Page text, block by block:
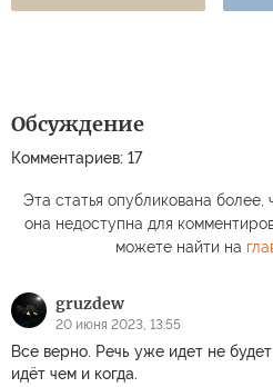
Обсуждение
Комментариев: 17
Эта статья опубликована более,
она недоступна для
можете найти на
gruzdew
20 июня 2023, 13:55
Все верно. Речь уже идет не
идёт чем и когда.